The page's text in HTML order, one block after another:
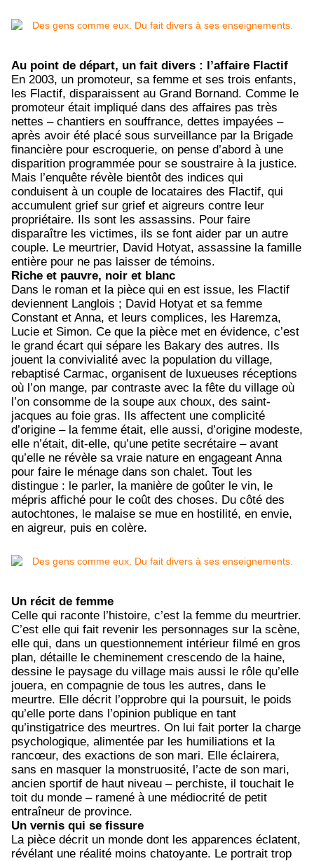
Au point de départ, un fait divers : l’affaire Flactif
En 2003, un promoteur, sa femme et ses trois enfants,
les Flactif, disparaissent au Grand Bornand. Comme le
promoteur était impliqué dans des affaires pas très
nettes – chantiers en souffrance, dettes impayées –
après avoir été placé sous surveillance par la Brigade
financière pour escroquerie, on pense d’abord à une
disparition programmée pour se soustraire à la justice.
Mais l’enquête révèle bientôt des indices qui
conduisent à un couple de locataires des Flactif, qui
accumulent grief sur grief et aigreurs contre leur
propriétaire. Ils sont les assassins. Pour faire
disparaître les victimes, ils se font aider par un autre
couple. Le meurtrier, David Hotyat, assassine la famille
entière pour ne pas laisser de témoins.
Riche et pauvre, noir et blanc
Dans le roman et la pièce qui en est issue, les Flactif
deviennent Langlois ; David Hotyat et sa femme
Constant et Anna, et leurs complices, les Haremza,
Lucie et Simon. Ce que la pièce met en évidence, c’est
le grand écart qui sépare les Bakary des autres. Ils
jouent la convivialité avec la population du village,
rebaptisé Carmac, organisent de luxueuses réceptions
où l’on mange, par contraste avec la fête du village où
l’on consomme de la soupe aux choux, des saint-
jacques au foie gras. Ils affectent une complicité
d’origine – la femme était, elle aussi, d’origine modeste,
elle n’était, dit-elle, qu’une petite secrétaire – avant
qu’elle ne révèle sa vraie nature en engageant Anna
pour faire le ménage dans son chalet. Tout les
distingue : le parler, la manière de goûter le vin, le
mépris affiché pour le coût des choses. Du côté des
autochtones, le malaise se mue en hostilité, en envie,
en aigreur, puis en colère.
Un récit de femme
Celle qui raconte l’histoire, c’est la femme du meurtrier.
C’est elle qui fait revenir les personnages sur la scène,
elle qui, dans un questionnement intérieur filmé en gros
plan, détaille le cheminement crescendo de la haine,
dessine le paysage du village mais aussi le rôle qu’elle
jouera, en compagnie de tous les autres, dans le
meurtre. Elle décrit l’opprobre qui la poursuit, le poids
qu’elle porte dans l’opinion publique en tant
qu’instigatrice des meurtres. On lui fait porter la charge
psychologique, alimentée par les humiliations et la
rancœur, des exactions de son mari. Elle éclairera,
sans en masquer la monstruosité, l’acte de son mari,
ancien sportif de haut niveau – perchiste, il touchait le
toit du monde – ramené à une médiocrité de petit
entraîneur de province.
Un vernis qui se fissure
La pièce décrit un monde dont les apparences éclatent,
révélant une réalité moins chatoyante. Le portrait trop